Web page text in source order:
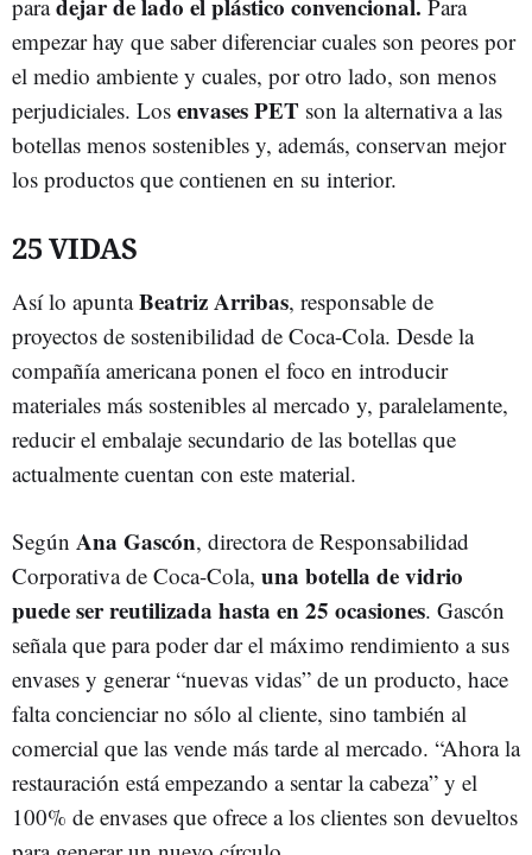
paradejar de lado el plástico convencional. Para
empezar hay que saber diferenciar cuales son peores por
el medio ambiente y cuales, por otro lado, son menos
perjudiciales. Los envases PET son la alternativa a las
botellas menos sostenibles y, además, conservan mejor
los productos que contienen en su interior.
25 VIDAS
Así lo apuntaBeatriz Arribas, responsable de
proyectos de sostenibilidad de Coca-Cola. Desde la
compañía americana ponen el foco en introducir
materiales más sostenibles al mercado y, paralelamente,
reducir el embalaje secundario de las botellas que
actualmente cuentan con este material.
Según Ana Gascón, directora de Responsabilidad
Corporativa de Coca-Cola, una botella de vidrio
puede ser reutilizada hasta en 25 ocasiones. Gascón
señala que para poder dar el máximo rendimiento a sus
envases y generar “nuevas vidas” de un producto, hace
falta concienciar no sólo al cliente, sino también al
comercial que las vende más tarde al mercado. “Ahora la
restauración está empezando a sentar la cabeza” y el
100% de envases que ofrece a los clientes son devueltos